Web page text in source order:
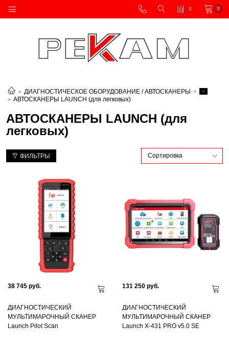
0 0
ДИАГНОСТИЧЕСКОЕ ОБОРУДОВАНИЕ / АВТОСКАНЕРЫ
-
АВТОСКАНЕРЫ LAUNCH (для легковых)
АВТОСКАНЕРЫ LAUNCH (для
легковых)
ФИЛЬТРЫ
38 745 руб.
ДИАГНОСТИЧЕСКИЙ
МУЛЬТИМАРОЧНЫЙ СКАНЕР
Launch Pilot Scan
131 250 руб.
ДИАГНОСТИЧЕСКИЙ
МУЛЬТИМАРОЧНЫЙ СКАНЕР
Launch X-431 PRO v5.0 SE